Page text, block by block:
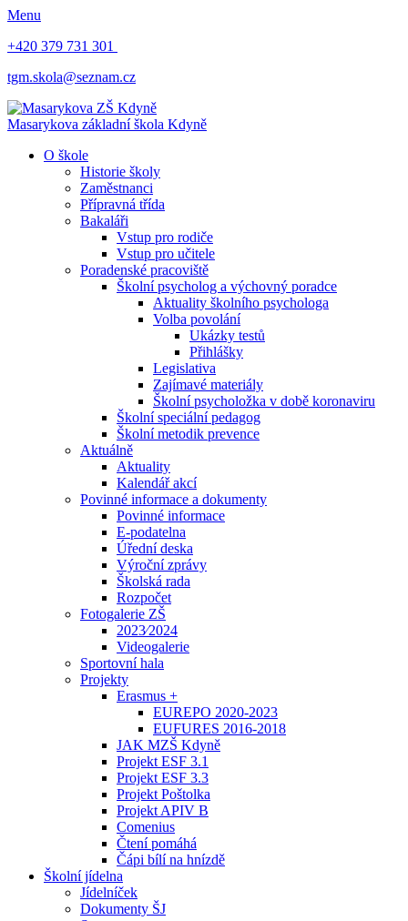
Menu
+420 379 731 301
tgm.skola@seznam.cz
Masarykova základní škola Kdyně
O škole
Historie školy
Zaměstnanci
Přípravná třída
Bakaláři
Vstup pro rodiče
Vstup pro učitele
Poradenské pracoviště
Školní psycholog a výchovný poradce
Aktuality školního psychologa
Volba povolání
Ukázky testů
Přihlášky
Legislativa
Zajímavé materiály
Školní psycholožka v době koronaviru
Školní speciální pedagog
Školní metodik prevence
Aktuálně
Aktuality
Kalendář akcí
Povinné informace a dokumenty
Povinné informace
E-podatelna
Úřední deska
Výroční zprávy
Školská rada
Rozpočet
Fotogalerie ZŠ
2023⁄2024
Videogalerie
Sportovní hala
Projekty
Erasmus +
EUREPO 2020-2023
EUFURES 2016-2018
JAK MZŠ Kdyně
Projekt ESF 3.1
Projekt ESF 3.3
Projekt Poštolka
Projekt APIV B
Comenius
Čtení pomáhá
Čápi bílí na hnízdě
Školní jídelna
Jídelníček
Dokumenty ŠJ